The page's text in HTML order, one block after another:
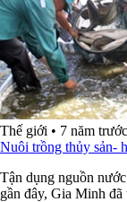
Thế giới • 7 năm trước
Nuôi trồng thủy sản-
Tận dụng nguồn
gần đây, Gia Minh đã